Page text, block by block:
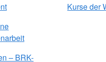
– BRK-
Kurse der